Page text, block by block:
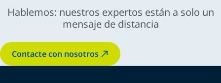
Hablemos: nuestros expertos están a solo un
mensaje de distancia
Contacte con nosotros